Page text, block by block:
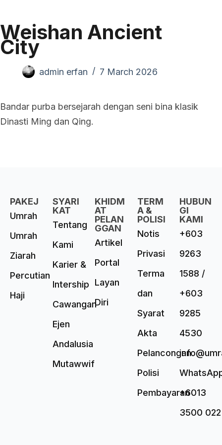
Weishan Ancient
City
admin erfan 7 March 2026
Bandar purba bersejarah dengan seni bina klasik
Dinasti Ming dan Qing.
PAKEJ
Umrah
Umrah
Ziarah
Percutian
Haji
SYARI
KAT
Tentang
Kami
Karier &
Intership
Cawangan
Ejen
Andalusia
Mutawwif
KHIDM
AT
PELAN
GGAN
Artikel
Portal
Layan
Diri
TERM
A &
POLISI
Notis
Privasi
Terma
dan
Syarat
Akta
Pelancongan
Polisi
Pembayaran
HUBUN
GI
KAMI
+603
9263
1588 /
+603
9285
4530
+6013
3500 022